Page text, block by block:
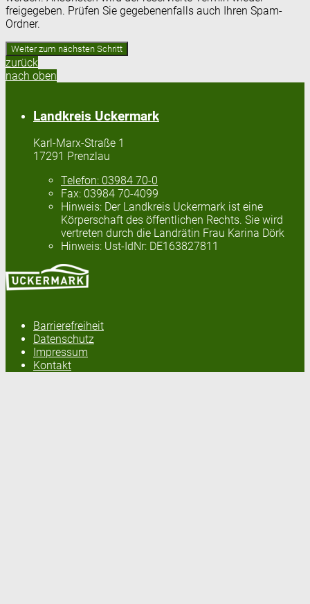
freigegeben. Prüfen Sie gegebenenfalls auch Ihren Spam-
Ordner.
zurück
nach oben
Landkreis Uckermark
Karl-Marx-Straße 1
17291 Prenzlau
Telefon: 03984 70-0
Fax: 03984 70-4099
Hinweis: Der Landkreis Uckermark ist eine
Körperschaft des öffentlichen Rechts. Sie wird
vertreten durch die Landrätin Frau Karina Dörk
Hinweis: Ust-IdNr: DE163827811
Barrierefreiheit
Datenschutz
Impressum
Kontakt